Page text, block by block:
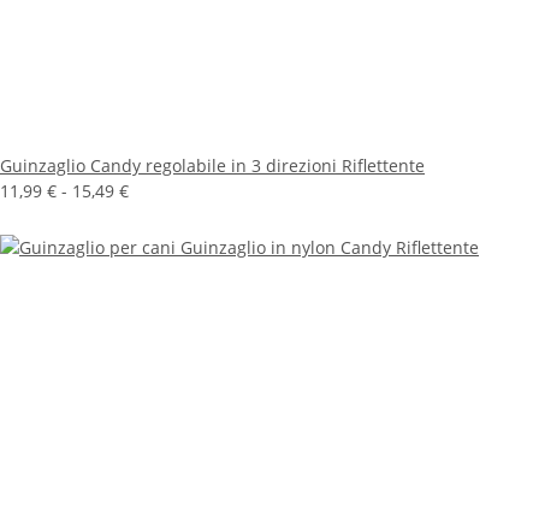
Guinzaglio Candy regolabile in 3 direzioni Riflettente
11,99 € - 15,49 €